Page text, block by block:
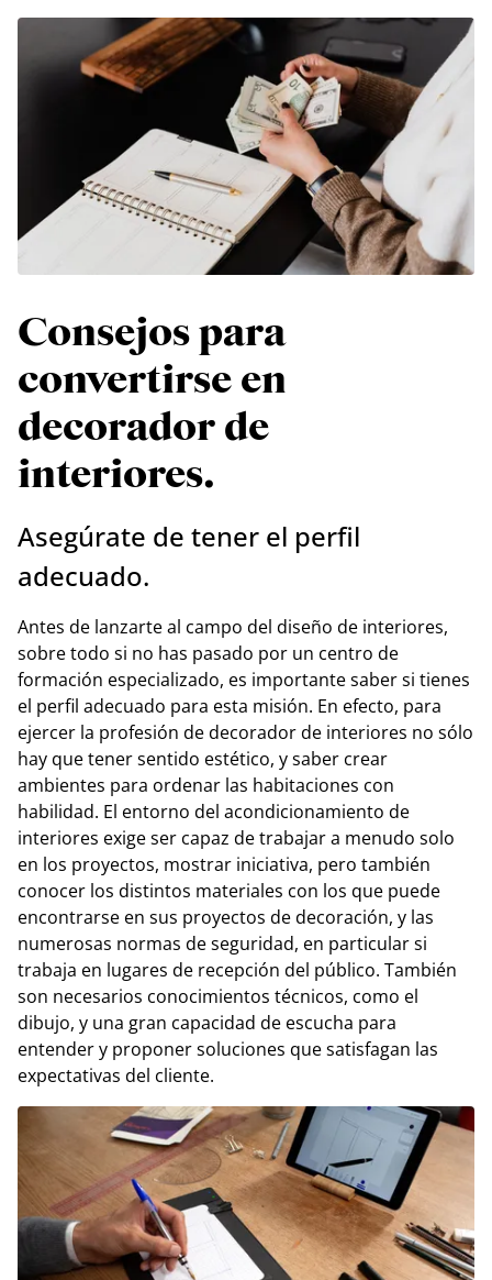
Consejos para
convertirse en
decorador de
interiores.
Asegúrate de tener el perfil
adecuado.
Antes de lanzarte al campo del diseño de interiores,
sobre todo si no has pasado por un centro de
formación especializado, es importante saber si tienes
el perfil adecuado para esta misión. En efecto, para
ejercer la profesión de decorador de interiores no sólo
hay que tener sentido estético, y saber crear
ambientes para ordenar las habitaciones con
habilidad. El entorno del acondicionamiento de
interiores exige ser capaz de trabajar a menudo solo
en los proyectos, mostrar iniciativa, pero también
conocer los distintos materiales con los que puede
encontrarse en sus proyectos de decoración, y las
numerosas normas de seguridad, en particular si
trabaja en lugares de recepción del público. También
son necesarios conocimientos técnicos, como el
dibujo, y una gran capacidad de escucha para
entender y proponer soluciones que satisfagan las
expectativas del cliente.